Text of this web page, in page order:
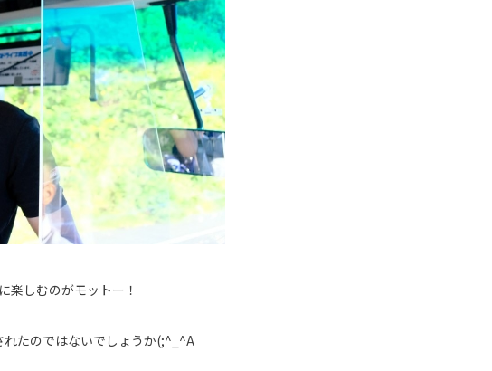
楽しむのがモットー！
たのではないでしょうか(;^_^A